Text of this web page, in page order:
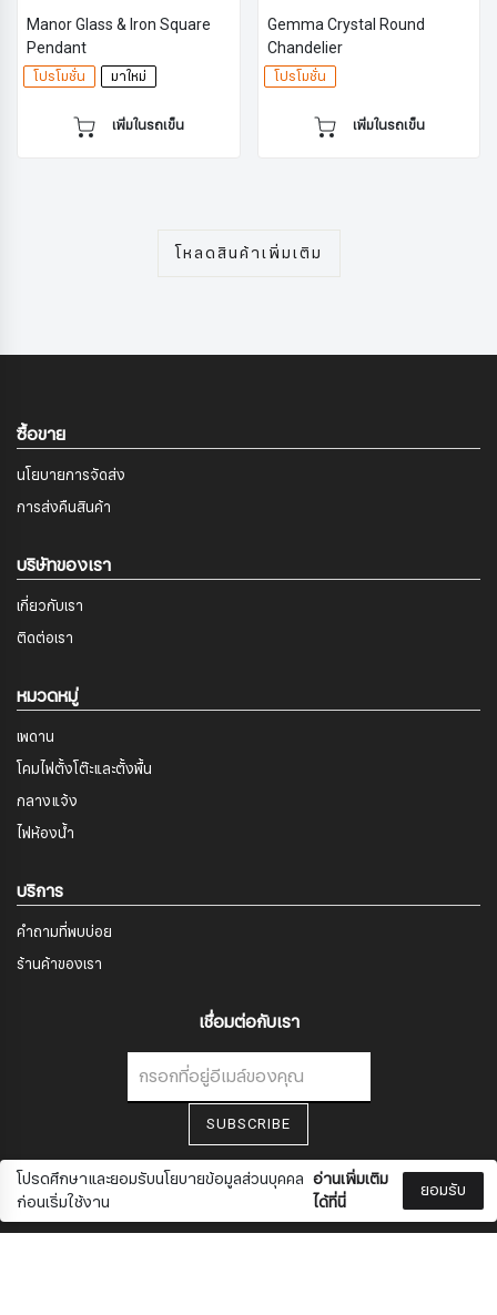
โปรดศึกษาและยอมรับนโยบายข้อมูลส่วนบุคคล
ก่อนเริ่มใช้งาน
อ่านเพิ่มเติม
ได้ที่นี่
ยอมรับ
Manor Glass & Iron Square
Pendant
โปรโมชั่น มาใหม่
เพิ่มในรถเข็น
Gemma Crystal Round
Chandelier
โปรโมชั่น
เพิ่มในรถเข็น
โหลดสินค้าเพิ่มเติม
ซื้อขาย
นโยบายการจัดส่ง
การส่งคืนสินค้า
บริษัทของเรา
เกี่ยวกับเรา
ติดต่อเรา
หมวดหมู่
เพดาน
โคมไฟตั้งโต๊ะและตั้งพื้น
กลางแจ้ง
ไฟห้องน้ำ
บริการ
คำถามที่พบบ่อย
ร้านค้าของเรา
เชื่อมต่อกับเรา
SUBSCRIBE
สมัครรับจดหมายข่าว
ชื่อ